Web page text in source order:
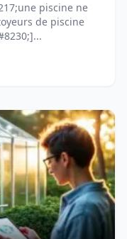
piscine ne
de piscine